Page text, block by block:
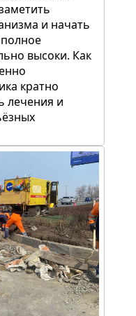
и начать
высоки. Как
кратно
лечения и